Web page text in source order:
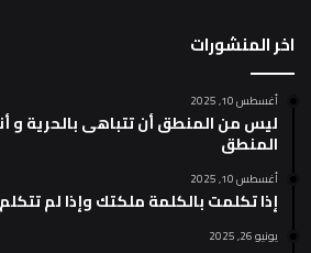
اخر المنشورات
أغسطس 10, 2025
ليس من المنطق أن تتباهى بالحرية و
المنطق
أغسطس 10, 2025
إذا تكلمت بالكلمة ملكتك وإذا لم
يونيو 26, 2025